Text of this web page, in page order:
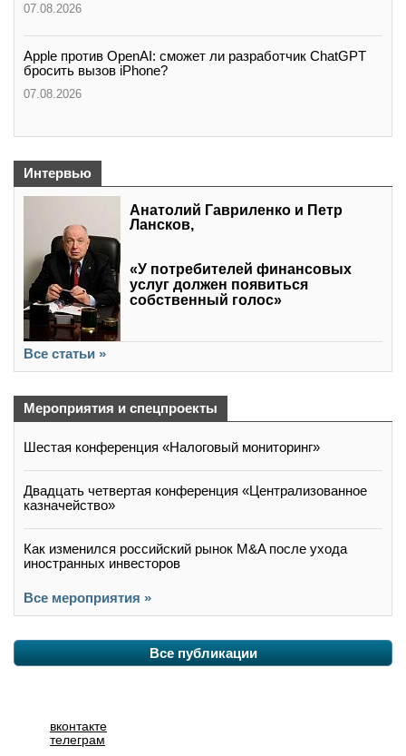
07.08.2026
Apple против OpenAI: сможет ли разработчик ChatGPT
бросить вызов iPhone?
07.08.2026
Интервью
Анатолий Гавриленко и Петр
Лансков,
«У потребителей финансовых
услуг должен появиться
собственный голос»
Все статьи »
Мероприятия и спецпроекты
Шестая конференция «Налоговый мониторинг»
Двадцать четвертая конференция «Централизованное
казначейство»
Как изменился российский рынок M&A после ухода
иностранных инвесторов
Все мероприятия »
Все публикации
вконтакте
телеграм